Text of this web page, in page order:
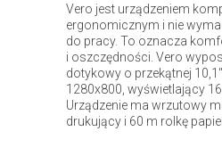
Vero jest urządzeniem
ergonomicznym i nie
do pracy. To oznacza
i oszczędności. Vero
dotykowy o przekątnej
1280x800, wyświetlający
Urządzenie ma wrzutowy
drukujący i 60 m rolkę